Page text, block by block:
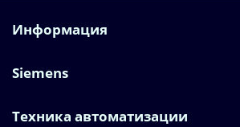
Информация
Siemens
Техника автоматизации